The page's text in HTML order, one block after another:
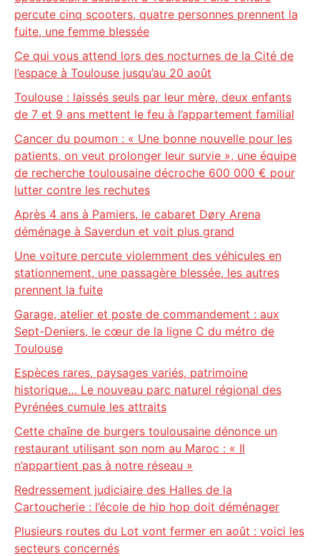
percute cinq scooters, quatre personnes prennent la
fuite, une femme blessée
Ce qui vous attend lors des nocturnes de la Cité de
l’espace à Toulouse jusqu’au 20 août
Toulouse : laissés seuls par leur mère, deux enfants
de 7 et 9 ans mettent le feu à l’appartement familial
Cancer du poumon : « Une bonne nouvelle pour les
patients, on veut prolonger leur survie », une équipe
de recherche toulousaine décroche 600 000 € pour
lutter contre les rechutes
Après 4 ans à Pamiers, le cabaret Døry Arena
déménage à Saverdun et voit plus grand
Une voiture percute violemment des véhicules en
stationnement, une passagère blessée, les autres
prennent la fuite
Garage, atelier et poste de commandement : aux
Sept-Deniers, le cœur de la ligne C du métro de
Toulouse
Espèces rares, paysages variés, patrimoine
historique… Le nouveau parc naturel régional des
Pyrénées cumule les attraits
Cette chaîne de burgers toulousaine dénonce un
restaurant utilisant son nom au Maroc : « Il
n’appartient pas à notre réseau »
Redressement judiciaire des Halles de la
Cartoucherie : l’école de hip hop doit déménager
Plusieurs routes du Lot vont fermer en août : voici les
secteurs concernés